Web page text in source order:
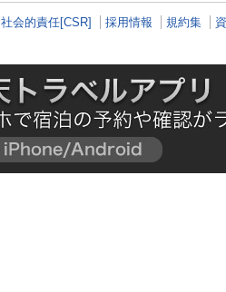
社会的責任[CSR] 採用情報 規約集